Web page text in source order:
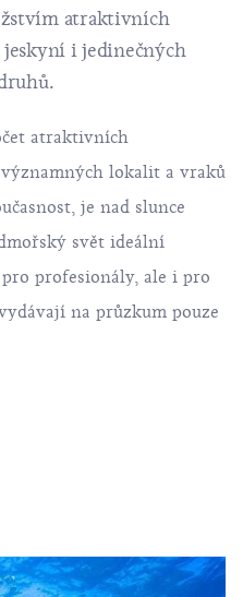
atraktivních
jeskyní i jedinečných
atraktivních
lokalit a vraků
je nad slunce
svět ideální
profesionály, ale i pro
na průzkum pouze